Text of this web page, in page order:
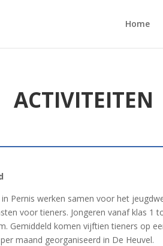
Home
ACTIVITEITEN
Pernis werken samen voor het
voor tieners. Jongeren vanaf klas 1
Gemiddeld komen vijftien tieners op
maand georganiseerd in De Heuvel.